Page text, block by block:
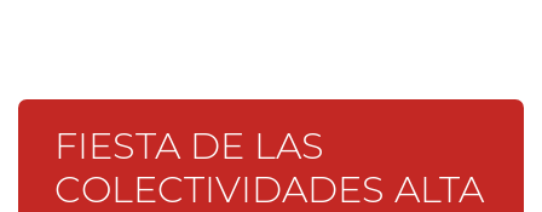
FIESTA DE LAS
COLECTIVIDADES ALTA